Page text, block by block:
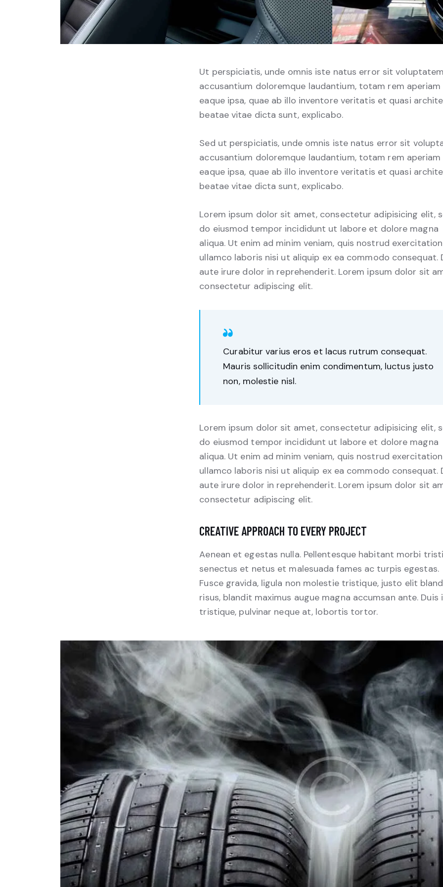
Ut perspiciatis, unde omnis iste natus error sit voluptatem
accusantium doloremque laudantium, totam rem aperiam
eaque ipsa, quae ab illo inventore veritatis et quasi
beatae vitae dicta sunt, explicabo.
Sed ut perspiciatis, unde omnis iste natus error sit
accusantium doloremque laudantium, totam rem aperiam
eaque ipsa, quae ab illo inventore veritatis et quasi
beatae vitae dicta sunt, explicabo.
Lorem ipsum dolor sit amet, consectetur adipisicing elit,
do eiusmod tempor incididunt ut labore et dolore magna
aliqua. Ut enim ad minim veniam, quis nostrud exercitation
ullamco laboris nisi ut aliquip ex ea commodo consequat.
aute irure dolor in reprehenderit. Lorem ipsum dolor sit
consectetur adipiscing elit.
Curabitur varius eros et lacus rutrum consequat.
Mauris sollicitudin enim condimentum, luctus justo
non, molestie nisl.
Lorem ipsum dolor sit amet, consectetur adipisicing elit,
do eiusmod tempor incididunt ut labore et dolore magna
aliqua. Ut enim ad minim veniam, quis nostrud exercitation
ullamco laboris nisi ut aliquip ex ea commodo consequat.
aute irure dolor in reprehenderit. Lorem ipsum dolor sit
consectetur adipiscing elit.
CREATIVE APPROACH TO EVERY PROJECT
Aenean et egestas nulla. Pellentesque habitant morbi
senectus et netus et malesuada fames ac turpis egestas.
Fusce gravida, ligula non molestie tristique, justo elit
risus, blandit maximus augue magna accumsan ante. Duis
tristique, pulvinar neque at, lobortis tortor.